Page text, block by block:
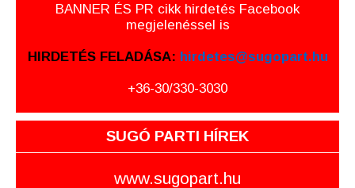
BANNER ÉS PR cikk hirdetés Facebook
megjelenéssel is
HIRDETÉS FELADÁSA: hirdetes@sugopart.hu
+36-30/330-3030
SUGÓ PARTI HÍREK
www.sugopart.hu